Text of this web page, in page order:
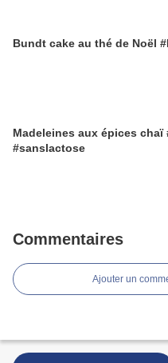
Bundt cake au thé de Noël
Madeleines aux épices chaï
#sanslactose
Commentaires
Ajouter un